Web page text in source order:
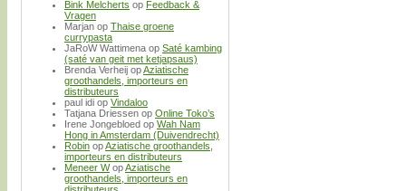
Bink Melcherts op Feedback &
Vragen
Marjan op Thaise groene
currypasta
JaRoW Wattimena op Saté kambing
(saté van geit met ketjapsaus)
Brenda Verheij opAziatische
groothandels, importeurs en
distributeurs
paul idi op Vindaloo
Tatjana Driessen op Online Toko’s
Irene Jongebloed op Wah Nam
Hong in Amsterdam (Duivendrecht)
Robin opAziatische groothandels,
importeurs en distributeurs
Meneer WopAziatische
groothandels, importeurs en